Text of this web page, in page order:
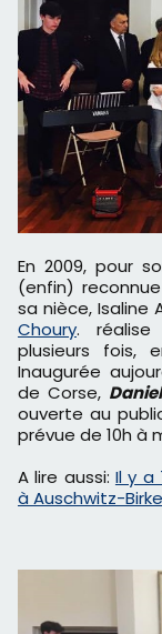
En 2009, pour
(enfin)
sa nièce, Isaline
Choury. réalise
plusieurs fois,
Inaugurée
de Corse,
ouverte au
prévue de 10h à
A lire aussi: Il y a
à Auschwitz-